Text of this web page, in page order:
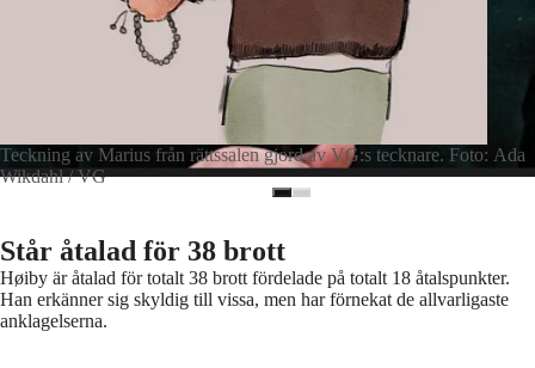
Teckning av Marius från rättssalen gjord av VG:s tecknare. Foto: Ada
Wikdahl / VG
Står åtalad för 38 brott
Høiby är åtalad för totalt 38 brott fördelade på totalt 18 åtalspunkter.
Han erkänner sig skyldig till vissa, men har förnekat de allvarligaste
anklagelserna.